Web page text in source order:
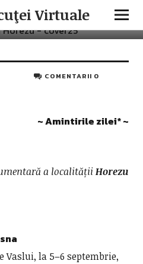
Virtuale
românilor
COMENTARII 0
~ Amintirile zilei*~
a localității Horezu
Vaslui, la 5–6 septembrie,